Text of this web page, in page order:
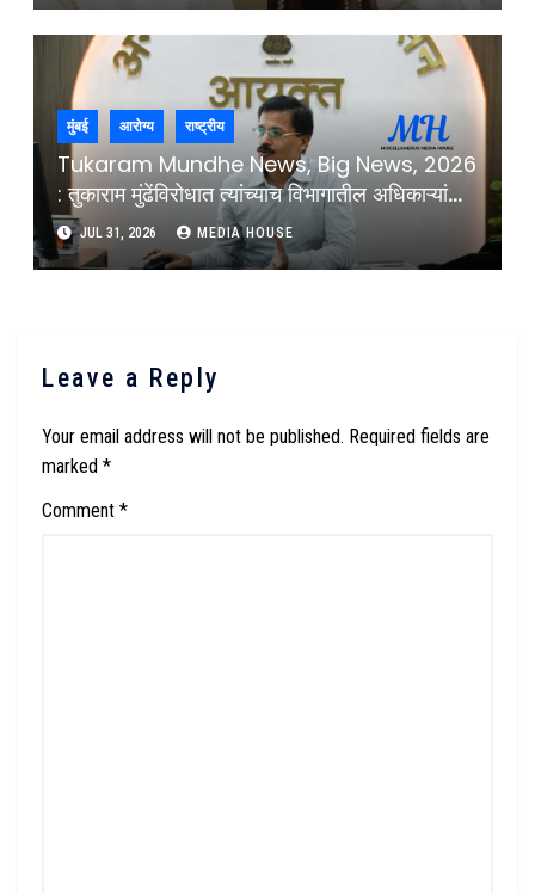
University
मुंबई आरोग्य राष्ट्रीय
Tukaram Mundhe News, Big News, 2026
: तुकाराम मुंढेंविरोधात त्यांच्याच विभागातील अधिकाऱ्यांची
तक्रार ; मंत्र्यांना दिले पत्र : Complaint Against
Tukaram Mundhe By Officials From His
JUL 31, 2026 MEDIA HOUSE
Leave a Reply
Your email address will not be published. Required fields are
marked *
Comment *